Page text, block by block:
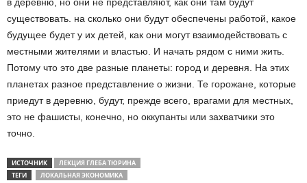
существовать. на сколько они будут обеспечены работой, какое
будущее будет у их детей, как они могут взаимодействовать с
местными жителями и властью. И начать рядом с ними жить.
Потому что это две разные планеты: город и деревня. На этих
планетах разное представление о жизни. Те горожане, которые
приедут в деревню, будут, прежде всего, врагами для местных,
это не фашисты, конечно, но оккупанты или захватчики это
точно.
ИСТОЧНИК
ЛЕКЦИЯ ГЛЕБА ТЮРИНА
ТЕГИ
ЛОКАЛЬНАЯ ЭКОНОМИКА